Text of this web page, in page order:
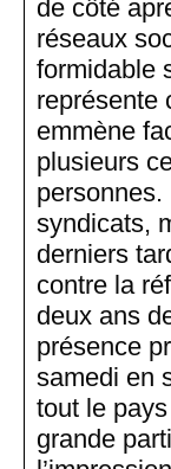
de côté
réseaux
formidable
représente
emmène
plusieurs
personnes.
syndicats,
derniers
contre la
deux ans
présence
samedi en
tout le
grande